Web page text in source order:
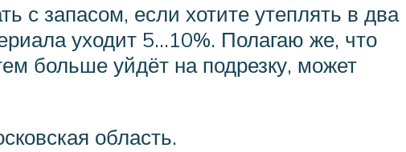
с запасом, если хотите утеплять в два
уходит 5…10%. Полагаю же, что
больше уйдёт на подрезку, может
область.